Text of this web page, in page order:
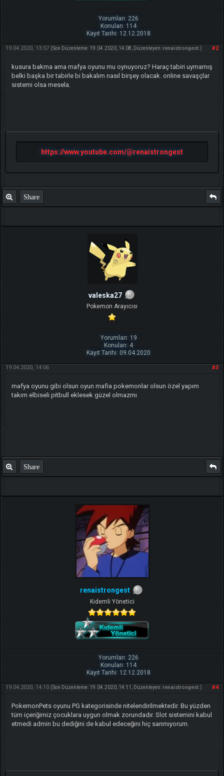
Yorumları: 226
Konuları: 114
Kayıt Tarihi: 12.12.2018
#2
19.04.2020, 13:57 (Son Düzenleme: 19.04.2020, 14:08, Düzenleyen:renaistrongest.)
kusura bakma ama mafya oyunu mu oynuyoruz? Haraç tabiri uymamış
belki başka bir tabirle bi bakalım nasıl birşey olacak. online savaşçlar
sistemi olsa mesela.
https://www.youtube.com/@renaistrongest
Share
valeska27
Pokemon Arayıcısı
Yorumları: 19
Konuları: 4
Kayıt Tarihi: 09.04.2020
#3
19.04.2020, 14:06
mafya oyunu gibi olsun oyun mafia pokemonlar olsun özel yapım
takım elbiseli pitbull eklesek güzel olmazmı
Share
renaistrongest
Kıdemli Yönetici
Yorumları: 226
Konuları: 114
Kayıt Tarihi: 12.12.2018
#4
19.04.2020, 14:10 (Son Düzenleme: 19.04.2020, 14:11, Düzenleyen:renaistrongest.)
PokemonPets oyunu PG kategorisinde nitelendirilmektedir. Bu yüzden
tüm içeriğimiz çocuklara uygun olmak zorundadır. Slot sistemini kabul
etmedi admin bu dediğini de kabul edeceğini hiç sanmıyorum.